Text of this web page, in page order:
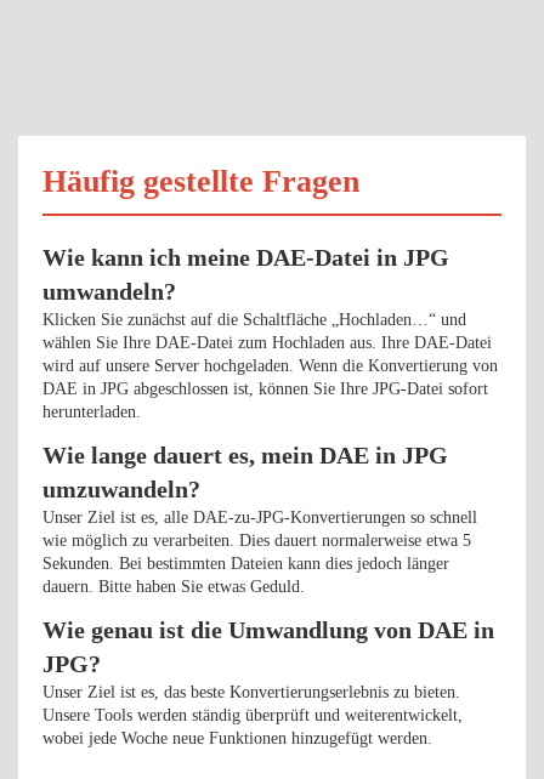
Häufig gestellte Fragen
Wie kann ich meine DAE-Datei in JPG
umwandeln?
Klicken Sie zunächst auf die Schaltfläche „Hochladen…“ und
wählen Sie Ihre DAE-Datei zum Hochladen aus. Ihre DAE-Datei
wird auf unsere Server hochgeladen. Wenn die Konvertierung von
DAE in JPG abgeschlossen ist, können Sie Ihre JPG-Datei sofort
herunterladen.
Wie lange dauert es, mein DAE in JPG
umzuwandeln?
Unser Ziel ist es, alle DAE-zu-JPG-Konvertierungen so schnell
wie möglich zu verarbeiten. Dies dauert normalerweise etwa 5
Sekunden. Bei bestimmten Dateien kann dies jedoch länger
dauern. Bitte haben Sie etwas Geduld.
Wie genau ist die Umwandlung von DAE in
JPG?
Unser Ziel ist es, das beste Konvertierungserlebnis zu bieten.
Unsere Tools werden ständig überprüft und weiterentwickelt,
wobei jede Woche neue Funktionen hinzugefügt werden.